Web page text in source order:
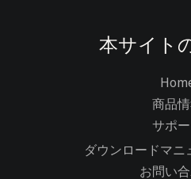
本サイト
商品
サポー
ダウンロードマニ
お問い